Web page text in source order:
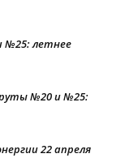
№25: летнее
№20 и №25:
22 апреля